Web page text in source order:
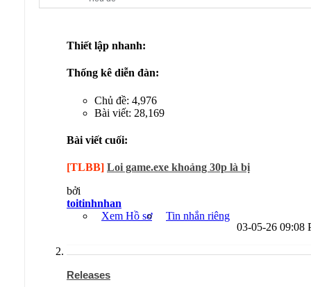
Thiết lập nhanh:
Thống kê diễn đàn:
Chủ đề: 4,976
Bài viết: 28,169
Bài viết cuối:
[TLBB] Loi game.exe khoảng 30p là bị
bởi
toitinhnhan
Xem Hồ sơ
Tin nhắn riêng
03-05-26 09:08
Releases